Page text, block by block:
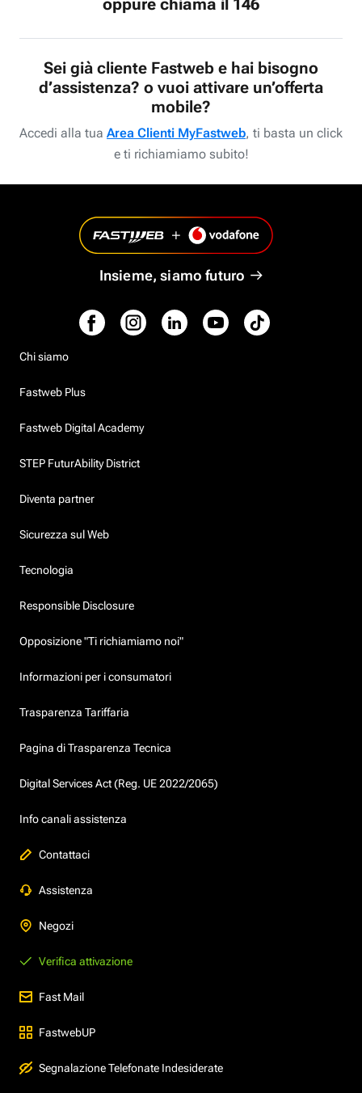
oppure chiama il 146
Sei già cliente Fastweb e hai bisogno
d’assistenza? o vuoi attivare un’offerta
mobile?
Accedi alla tua Area Clienti MyFastweb, ti basta un click
e ti richiamiamo subito!
Insieme, siamo futuro
Chi siamo
Fastweb Plus
Fastweb Digital Academy
STEP FuturAbility District
Diventa partner
Sicurezza sul Web
Tecnologia
Responsible Disclosure
Opposizione "Ti richiamiamo noi"
Informazioni per i consumatori
Trasparenza Tariffaria
Pagina di Trasparenza Tecnica
Digital Services Act (Reg. UE 2022/2065)
Info canali assistenza
Contattaci
Assistenza
Negozi
Verifica attivazione
Fast Mail
FastwebUP
Segnalazione Telefonate Indesiderate